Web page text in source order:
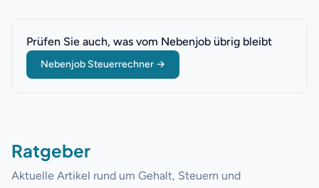
Prüfen Sie auch, was vom Nebenjob übrig bleibt
Nebenjob Steuerrechner →
Ratgeber
Aktuelle Artikel rund um Gehalt, Steuern und